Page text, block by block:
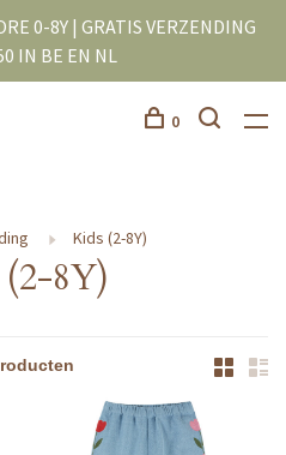
0-8Y | GRATIS VERZENDING
IN BE EN NL
0
Kids (2-8Y)
8Y)